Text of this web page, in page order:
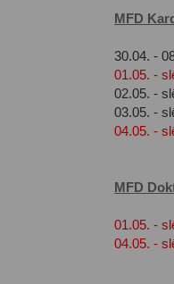
MFD
30.04. -
01.05. -
02.05. -
03.05. -
04.05. -
MFD
01.05. -
04.05. -